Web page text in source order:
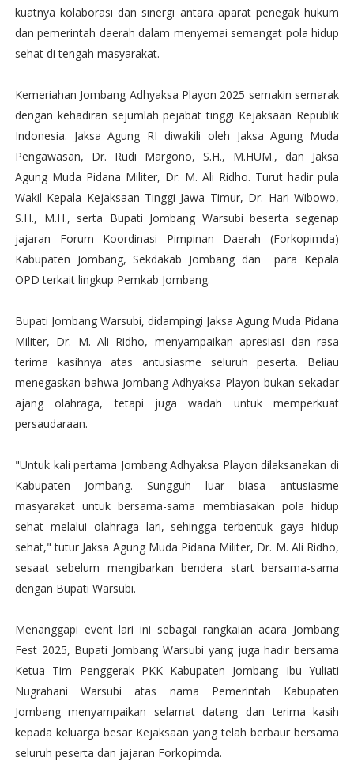
kuatnya kolaborasi dan sinergi antara aparat penegak hukum
dan pemerintah daerah dalam menyemai semangat pola hidup
sehat di tengah masyarakat.
Kemeriahan Jombang Adhyaksa Playon 2025 semakin semarak
dengan kehadiran sejumlah pejabat tinggi Kejaksaan Republik
Indonesia. Jaksa Agung RI diwakili oleh Jaksa Agung Muda
Pengawasan, Dr. Rudi Margono, S.H., M.HUM., dan Jaksa
Agung Muda Pidana Militer, Dr. M. Ali Ridho. Turut hadir pula
Wakil Kepala Kejaksaan Tinggi Jawa Timur, Dr. Hari Wibowo,
S.H., M.H., serta Bupati Jombang Warsubi beserta segenap
jajaran Forum Koordinasi Pimpinan Daerah (Forkopimda)
Kabupaten Jombang, Sekdakab Jombang dan para Kepala
OPD terkait lingkup Pemkab Jombang.
Bupati Jombang Warsubi, didampingi Jaksa Agung Muda Pidana
Militer, Dr. M. Ali Ridho, menyampaikan apresiasi dan rasa
terima kasihnya atas antusiasme seluruh peserta. Beliau
menegaskan bahwa Jombang Adhyaksa Playon bukan sekadar
ajang olahraga, tetapi juga wadah untuk memperkuat
persaudaraan.
"Untuk kali pertama Jombang Adhyaksa Playon dilaksanakan di
Kabupaten Jombang. Sungguh luar biasa antusiasme
masyarakat untuk bersama-sama membiasakan pola hidup
sehat melalui olahraga lari, sehingga terbentuk gaya hidup
sehat," tutur Jaksa Agung Muda Pidana Militer, Dr. M. Ali Ridho,
sesaat sebelum mengibarkan bendera start bersama-sama
dengan Bupati Warsubi.
Menanggapi event lari ini sebagai rangkaian acara Jombang
Fest 2025, Bupati Jombang Warsubi yang juga hadir bersama
Ketua Tim Penggerak PKK Kabupaten Jombang Ibu Yuliati
Nugrahani Warsubi atas nama Pemerintah Kabupaten
Jombang menyampaikan selamat datang dan terima kasih
kepada keluarga besar Kejaksaan yang telah berbaur bersama
seluruh peserta dan jajaran Forkopimda.